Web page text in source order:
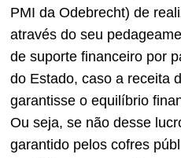
PMI da Odebrecht) de
através do seu
de suporte financeiro por
do Estado, caso a receita
garantisse o equilíbrio
Ou seja, se não desse
garantido pelos cofres